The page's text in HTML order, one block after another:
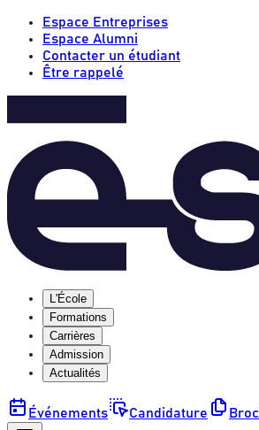
Espace Entreprises
Espace Alumni
Contacter un étudiant
Être rappelé
L'École
Formations
Carrières
Admission
Actualités
Événements Candidature